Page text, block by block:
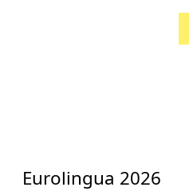
Eurolingua 2026